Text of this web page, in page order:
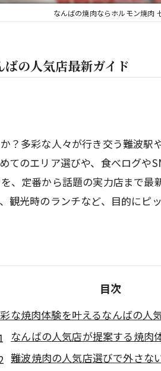
なんばの焼肉ならホルモン焼肉
の人気店最新ガイド
？多彩な人々が行き交う難波
てのエリア選びや、食べログや
、定番から話題の実力店まで
観光時のランチなど、目的に
目次
な焼肉体験を叶えるなんばの人
なんばの人気店が提案する焼肉
難波焼肉の人気店選びで外さな